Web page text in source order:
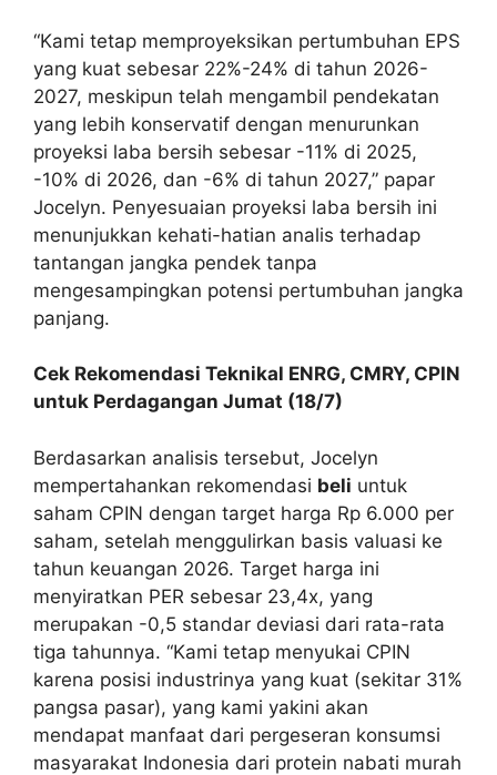
“Kami tetap memproyeksikan pertumbuhan EPS
yang kuat sebesar 22%-24% di tahun 2026-
2027, meskipun telah mengambil pendekatan
yang lebih konservatif dengan menurunkan
proyeksi laba bersih sebesar -11% di 2025,
-10% di 2026, dan -6% di tahun 2027,” papar
Jocelyn. Penyesuaian proyeksi laba bersih ini
menunjukkan kehati-hatian analis terhadap
tantangan jangka pendek tanpa
mengesampingkan potensi pertumbuhan jangka
panjang.
Cek Rekomendasi Teknikal ENRG, CMRY, CPIN
untuk Perdagangan Jumat (18/7)
Berdasarkan analisis tersebut, Jocelyn
mempertahankan rekomendasi beli untuk
saham CPIN dengan target harga Rp 6.000 per
saham, setelah menggulirkan basis valuasi ke
tahun keuangan 2026. Target harga ini
menyiratkan PER sebesar 23,4x, yang
merupakan -0,5 standar deviasi dari rata-rata
tiga tahunnya. “Kami tetap menyukai CPIN
karena posisi industrinya yang kuat (sekitar 31%
pangsa pasar), yang kami yakini akan
mendapat manfaat dari pergeseran konsumsi
masyarakat Indonesia dari protein nabati murah